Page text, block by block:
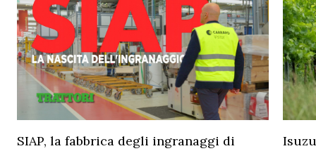
SIAP, la fabbrica degli ingranaggi di